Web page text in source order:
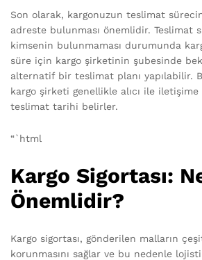
Son olarak, kargonuzun teslimat
adreste bulunması önemlidir. Teslimat
kimsenin bulunmaması durumunda
süre için kargo şirketinin şubesinde
alternatif bir teslimat planı yapılabilir.
kargo şirketi genellikle alıcı ile
teslimat tarihi belirler.
“`html
Kargo Sigortası:
Önemlidir?
Kargo sigortası, gönderilen malların
korunmasını sağlar ve bu nedenle